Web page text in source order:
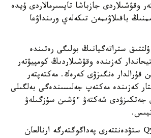
وقۋشىلاردى جازباشا تاپسىرمالاردى ۇيدە
باقىلاۋىمەن تىكەلەي ورىنداۋعا
ستراتەگيانىڭ بولىگى رەتىندە
كەزىندە وقۋشىلاردىڭ كومپيۋتەر
قۇرالدار ەنگىزۋى كەرەك. مەكتەپتەر
كەزىندە مەكتەپ جەلىسىندەگى بەلگىلى
جەتكىزۋدى شەكتەۋ ءۇشىن سۇزگىلەۋ
وسىعان دەيىن QyzPU ستۋدەنتتەرى پەداگوگتەرگە ارنالعان